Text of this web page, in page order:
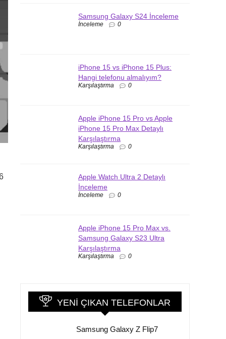
Samsung Galaxy S24 İnceleme
İnceleme 0
iPhone 15 vs iPhone 15 Plus:
Hangi telefonu almalıyım?
Karşılaştırma 0
Apple iPhone 15 Pro vs Apple
iPhone 15 Pro Max Detaylı
Karşılaştırma
Karşılaştırma 0
Apple Watch Ultra 2 Detaylı
İnceleme
İnceleme 0
Apple iPhone 15 Pro Max vs.
Samsung Galaxy S23 Ultra
Karşılaştırma
Karşılaştırma 0
YENI ÇIKAN TELEFONLAR
Samsung Galaxy Z Flip7